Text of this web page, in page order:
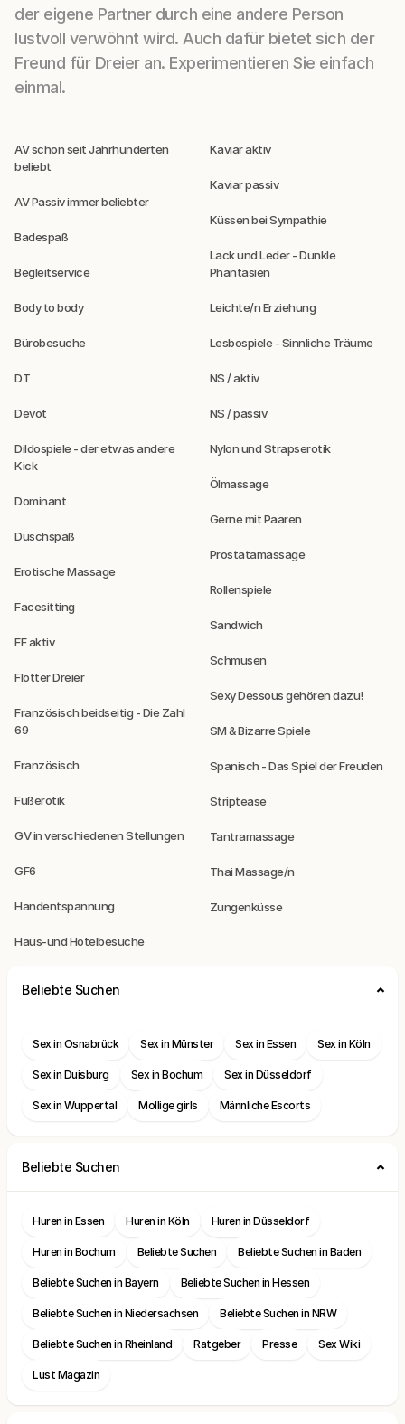
der eigene Partner durch eine andere Person
lustvoll verwöhnt wird. Auch dafür bietet sich der
Freund für Dreier an. Experimentieren Sie einfach
einmal.
AV schon seit Jahrhunderten
beliebt
AV Passiv immer beliebter
Badespaß
Begleitservice
Body to body
Bürobesuche
DT
Devot
Dildospiele - der etwas andere
Kick
Dominant
Duschspaß
Erotische Massage
Facesitting
FF aktiv
Flotter Dreier
Französisch beidseitig - Die Zahl
69
Französisch
Fußerotik
GV in verschiedenen Stellungen
GF6
Handentspannung
Haus-und Hotelbesuche
Kaviar aktiv
Kaviar passiv
Küssen bei Sympathie
Lack und Leder - Dunkle
Phantasien
Leichte/n Erziehung
Lesbospiele - Sinnliche Träume
NS / aktiv
NS / passiv
Nylon und Strapserotik
Ölmassage
Gerne mit Paaren
Prostatamassage
Rollenspiele
Sandwich
Schmusen
Sexy Dessous gehören dazu!
SM & Bizarre Spiele
Spanisch - Das Spiel der Freuden
Striptease
Tantramassage
Thai Massage/n
Zungenküsse
Beliebte Suchen
Sex in Osnabrück Sex in Münster Sex in Essen Sex in Köln
Sex in Duisburg Sex in Bochum Sex in Düsseldorf
Sex in Wuppertal Mollige girls Männliche Escorts
Beliebte Suchen
Huren in Essen Huren in Köln Huren in Düsseldorf
Huren in Bochum Beliebte Suchen Beliebte Suchen in Baden
Beliebte Suchen in Bayern Beliebte Suchen in Hessen
Beliebte Suchen in Niedersachsen Beliebte Suchen in NRW
Beliebte Suchen in Rheinland Ratgeber Presse Sex Wiki
Lust Magazin